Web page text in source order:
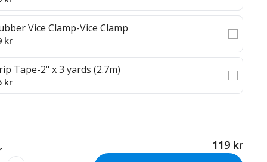
Vice Clamp-Vice Clamp
kr
Tape-2" x 3 yards (2.7m)
kr
119 kr